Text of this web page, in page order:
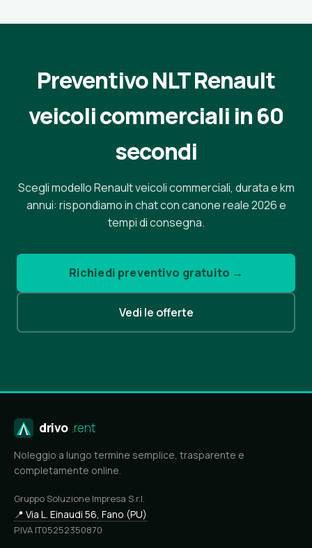
Preventivo NLT Renault
veicoli commerciali in 60
secondi
Scegli modello Renault veicoli commerciali, durata e km
annui: rispondiamo in chat con canone reale 2026 e
tempi di consegna.
Richiedi preventivo gratuito →
Vedi le offerte
drivo .rent
Noleggio a lungo termine semplice, trasparente e
completamente online.
Gruppo Soluzione Impresa S.r.l.
📍 Via L. Einaudi 56, Fano (PU)
P.IVA IT05252350870